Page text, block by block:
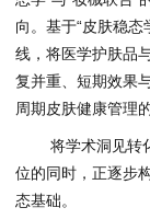
向。基于“皮肤稳
线，将医学护肤品
复并重、短期效果
周期皮肤健康管理
将学术洞见转
位的同时，正逐步
态基础。